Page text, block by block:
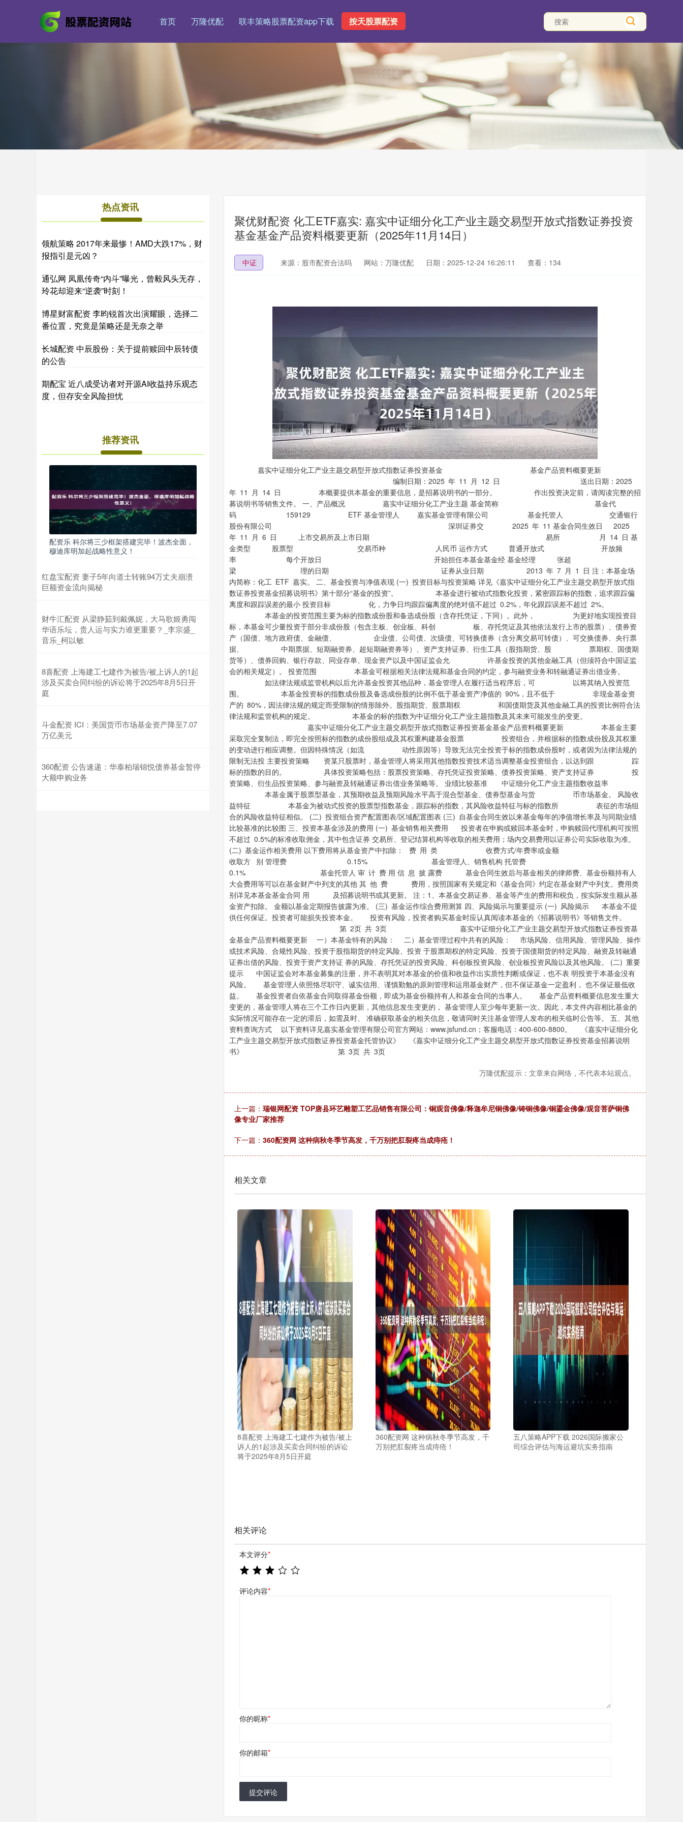
首页 万隆优配 联丰策略股票配资app下载 按天股票配资
聚优财配资 化工ETF嘉实: 嘉实中证细分化工产业主题交易型开放式指数证券投资
基金基金产品资料概要更新（2025年11月14日）
中证 来源：股市配资合法吗 网站：万隆优配 日期：2025-12-24 16:26:11 查看：134
嘉实中证细分化工产业主题交易型开放式指数证券投资基金 基金产品资料概要更新
编制日期：2025 年 11 月 12 日 送出日期：2025
年 11 月 14 日 本概要提供本基金的重要信息，是招募说明书的一部分。 作出投资决定前，请阅读完整的招
募说明书等销售文件。 一、产品概况 嘉实中证细分化工产业主题 基金简称 基金代
码 159129 ETF 基金管理人 嘉实基金管理有限公司 基金托管人 交通银行
股份有限公司 深圳证券交 2025 年 11 基金合同生效日 2025
年 11 月 6 日 上市交易所及上市日期 易所 月 14 日 基
金类型 股票型 交易币种 人民币 运作方式 普通开放式 开放频
率 每个开放日 开始担任本基金基金经 基金经理 张超
梁 理的日期 证券从业日期 2013 年 7 月 1 日 注：本基金场
内简称：化工 ETF 嘉实。 二、基金投资与净值表现 (一) 投资目标与投资策略 详见《嘉实中证细分化工产业主题交易型开放式指
数证券投资基金招募说明书》第十部分“基金的投资”。 本基金进行被动式指数化投资，紧密跟踪标的指数，追求跟踪偏
离度和跟踪误差的最小 投资目标 化，力争日均跟踪偏离度的绝对值不超过 0.2%，年化跟踪误差不超过 2%。
本基金的投资范围主要为标的指数成份股和备选成份股（含存托凭证，下同）。此外， 为更好地实现投资目
标，本基金可少量投资于部分非成份股（包含主板、创业板、科创 板、存托凭证及其他依法发行上市的股票）、债券资
产（国债、地方政府债、金融债、 企业债、公司债、次级债、可转换债券（含分离交易可转债）、可交换债券、央行票
据、 中期票据、短期融资券、超短期融资券等）、资产支持证券、衍生工具（股指期货、股 票期权、国债期
货等）、债券回购、银行存款、同业存单、现金资产以及中国证监会允 许基金投资的其他金融工具（但须符合中国证监
会的相关规定）。 投资范围 本基金可根据相关法律法规和基金合同的约定，参与融资业务和转融通证券出借业务。
如法律法规或监管机构以后允许基金投资其他品种，基金管理人在履行适当程序后，可 以将其纳入投资范
围。 本基金投资标的指数成份股及备选成份股的比例不低于基金资产净值的 90%，且不低于 非现金基金资
产的 80%，因法律法规的规定而受限制的情形除外。股指期货、股票期权 和国债期货及其他金融工具的投资比例符合法
律法规和监管机构的规定。 本基金的标的指数为中证细分化工产业主题指数及其未来可能发生的变更。
嘉实中证细分化工产业主题交易型开放式指数证券投资基金基金产品资料概要更新 本基金主要
采取完全复制法，即完全按照标的指数的成份股组成及其权重构建基金股票 投资组合，并根据标的指数成份股及其权重
的变动进行相应调整。但因特殊情况（如流 动性原因等）导致无法完全投资于标的指数成份股时，或者因为法律法规的
限制无法投 主要投资策略 资某只股票时，基金管理人将采用其他指数投资技术适当调整基金投资组合，以达到跟 踪
标的指数的目的。 具体投资策略包括：股票投资策略、存托凭证投资策略、债券投资策略、资产支持证券 投
资策略、衍生品投资策略、参与融资及转融通证券出借业务策略等。 业绩比较基准 中证细分化工产业主题指数收益率
本基金属于股票型基金，其预期收益及预期风险水平高于混合型基金、债券型基金与货 币市场基金。 风险收
益特征 本基金为被动式投资的股票型指数基金，跟踪标的指数，其风险收益特征与标的指数所 表征的市场组
合的风险收益特征相似。 (二) 投资组合资产配置图表/区域配置图表 (三) 自基金合同生效以来基金每年的净值增长率及与同期业绩
比较基准的比较图 三、投资本基金涉及的费用 (一) 基金销售相关费用 投资者在申购或赎回本基金时，申购赎回代理机构可按照
不超过 0.5%的标准收取佣金，其中包含证券 交易所、登记结算机构等收取的相关费用；场内交易费用以证券公司实际收取为准。
(二) 基金运作相关费用 以下费用将从基金资产中扣除： 费 用 类 收费方式/年费率或金额
收取方 别 管理费 0.15% 基金管理人、销售机构 托管费
0.1% 基金托管人 审 计 费 用 信 息 披 露费 基金合同生效后与基金相关的律师费、基金份额持有人
大会费用等可以在基金财产中列支的其他 其 他 费 费用，按照国家有关规定和《基金合同》约定在基金财产中列支。费用类
别详见本基金基金合同 用 及招募说明书或其更新。 注：1、本基金交易证券、基金等产生的费用和税负，按实际发生额从基
金资产扣除。 金额以基金定期报告披露为准。 (三) 基金运作综合费用测算 四、风险揭示与重要提示 (一) 风险揭示 本基金不提
供任何保证。投资者可能损失投资本金。 投资有风险，投资者购买基金时应认真阅读本基金的《招募说明书》等销售文件。
第 2页 共 3页 嘉实中证细分化工产业主题交易型开放式指数证券投资基
金基金产品资料概要更新 一）本基金特有的风险： 二）基金管理过程中共有的风险： 市场风险、信用风险、管理风险、操作
或技术风险、合规性风险、投资于股指期货的特定风险、投资 于股票期权的特定风险、投资于国债期货的特定风险、融资及转融通
证券出借的风险、投资于资产支持证 券的风险、存托凭证的投资风险、科创板投资风险、创业板投资风险以及其他风险。 (二) 重要
提示 中国证监会对本基金募集的注册，并不表明其对本基金的价值和收益作出实质性判断或保证，也不表 明投资于本基金没有
风险。 基金管理人依照恪尽职守、诚实信用、谨慎勤勉的原则管理和运用基金财产，但不保证基金一定盈利， 也不保证最低收
益。 基金投资者自依基金合同取得基金份额，即成为基金份额持有人和基金合同的当事人。 基金产品资料概要信息发生重大
变更的，基金管理人将在三个工作日内更新，其他信息发生变更的， 基金管理人至少每年更新一次。因此，本文件内容相比基金的
实际情况可能存在一定的滞后，如需及时、 准确获取基金的相关信息，敬请同时关注基金管理人发布的相关临时公告等。 五、其他
资料查询方式 以下资料详见嘉实基金管理有限公司官方网站：www.jsfund.cn；客服电话：400-600-8800。 《嘉实中证细分化
工产业主题交易型开放式指数证券投资基金托管协议》 《嘉实中证细分化工产业主题交易型开放式指数证券投资基金招募说明
书》 第 3页 共 3页
万隆优配提示：文章来自网络，不代表本站观点。
上一篇： 瑞银网配资 TOP唐县环艺雕塑工艺品销售有限公司：铜观音佛像/释迦牟尼铜佛像/铸铜佛像/铜鎏金佛像/观音菩萨铜佛
像专业厂家推荐
下一篇： 360配资网 这种病秋冬季节高发，千万别把肛裂疼当成痔疮！
相关文章
8喜配资 上海建工七建作为被告/被上
诉人的1起涉及买卖合同纠纷的诉讼
将于2025年8月5日开庭
360配资网 这种病秋冬季节高发，千
万别把肛裂疼当成痔疮！
五八策略APP下载 2026国际搬家公
司综合评估与海运避坑实务指南
相关评论
本文评分*
评论内容*
你的昵称*
你的邮箱*
提交评论
热点资讯
领航策略 2017年来最惨！AMD大跌17%，财
报指引是元凶？
通弘网 凤凰传奇“内斗”曝光，曾毅风头无存，
玲花却迎来“逆袭”时刻！
博星财富配资 李昀锐首次出演耀眼，选择二
番位置，究竟是策略还是无奈之举
长城配资 中辰股份：关于提前赎回中辰转债
的公告
期配宝 近八成受访者对开源AI收益持乐观态
度，但存安全风险担忧
推荐资讯
配资乐 科尔将三少框架搭建完毕！波杰全面，
穆迪库明加起战略性意义！
红盘宝配资 妻子5年向道士转账94万丈夫崩溃
巨额资金流向揭秘
财牛汇配资 从梁静茹到戴佩妮，大马歌姬勇闯
华语乐坛，贵人运与实力谁更重要？_李宗盛_
音乐_柯以敏
8喜配资 上海建工七建作为被告/被上诉人的1起
涉及买卖合同纠纷的诉讼将于2025年8月5日开
庭
斗金配资 ICI：美国货币市场基金资产降至7.07
万亿美元
360配资 公告速递：华泰柏瑞锦悦债券基金暂停
大额申购业务